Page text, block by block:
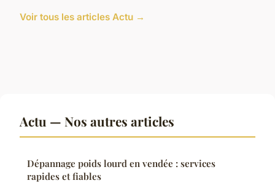
Voir tous les articles Actu →
Actu — Nos autres articles
Dépannage poids lourd en vendée : services
rapides et fiables